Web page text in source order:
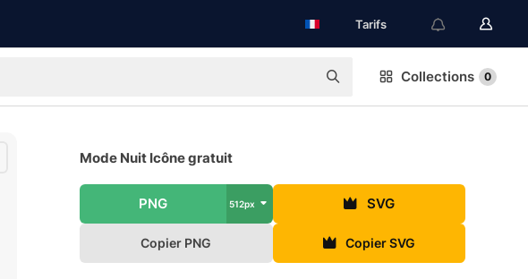
Tarifs
Collections 0
Mode Nuit Icône gratuit
PNG 512px SVG
Copier PNG Copier SVG